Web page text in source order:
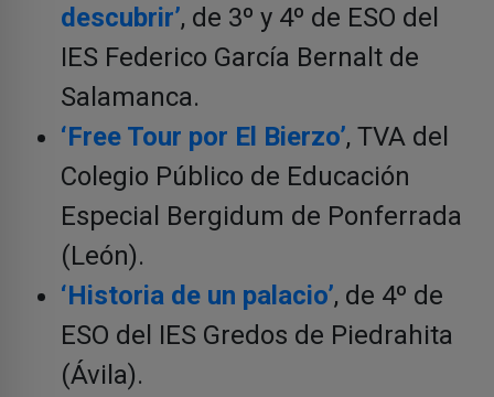
descubrir’, de 3º y 4º de ESO del
IES Federico García Bernalt de
Salamanca.
‘Free Tour por El Bierzo’, TVA del
Colegio Público de Educación
Especial Bergidum de Ponferrada
(León).
‘Historia de un palacio’, de 4º de
ESO del IES Gredos de Piedrahita
(Ávila).